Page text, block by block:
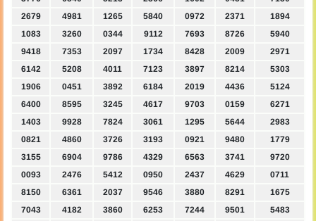
2679
4981 1265 5840 0972 2371
1894
1083
3260 0344 9112 7693 8726
5940
9418
7353 2097 1734 8428 2009
2971
6142
5208 4011 7123 3897 8214
5303
1906
0451 3892 6184 2019 4436
5124
6400
8595 3245 4617 9703 0159
6271
1403
9928 7824 3061 1295 5644
2983
0821
4860 3726 3193 0921 9480
1779
3155
6904 9786 4329 6563 3741
9720
0093
2476 5412 0950 2437 4629
0711
8150
6361 2037 9546 3880 8291
1675
7043
4182 3860 6253 7244 9501 5483